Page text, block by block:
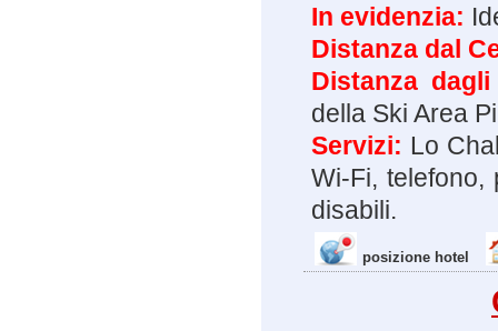
In evidenzia:
Distanza dal
Distanza
della Ski Area
Servizi: Lo
Wi-Fi, telefono,
disabili.
posizione hotel